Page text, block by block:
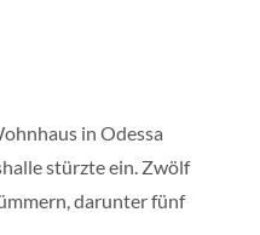
in Odessa
stürzte ein. Zwölf
darunter fünf